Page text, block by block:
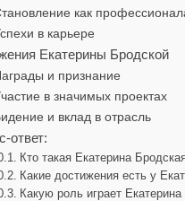
как
в карьере
Екатерины Бродской
и признание
в значимых проектах
и вклад в отрасль
ответ:
Кто такая Екатерина
Какие достижения есть у
Какую роль играет